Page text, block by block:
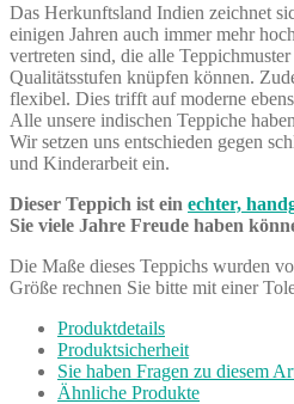
Das Herkunftsland Indien zeichnet
einigen Jahren auch immer mehr
vertreten sind, die alle
Qualitätsstufen knüpfen können.
flexibel. Dies trifft auf moderne
Alle unsere indischen Teppiche
Wir setzen uns entschieden gegen
und Kinderarbeit ein.
Dieser Teppich ist ein echter,
Sie viele Jahre Freude haben
Die Maße dieses Teppichs wurden
Größe rechnen Sie bitte mit einer
Produktdetails
Produktsicherheit
Sie haben Fragen zu diesem
Ähnliche Produkte